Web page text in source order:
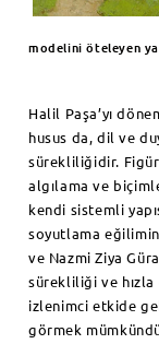
modelini öteleyen
Halil Paşa’yı
husus da, dil ve
sürekliliğidir.
algılama ve
kendi sistemli
soyutlama
ve Nazmi Ziya
sürekliliği ve
izlenimci etkide
görmek